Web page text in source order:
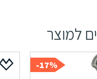
למוצר
17%-